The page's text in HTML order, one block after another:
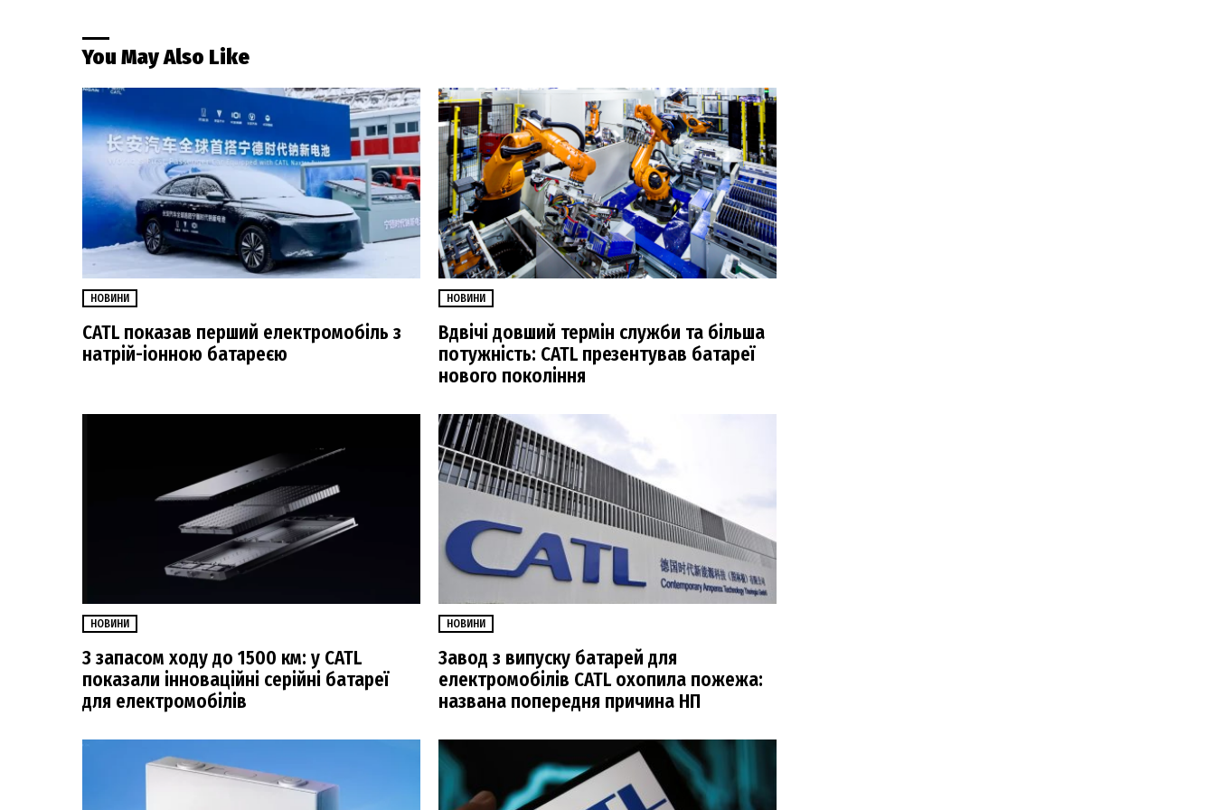
You May Also Like
НОВИНИ
CATL показав перший електромобіль з
натрій-іонною батареєю
НОВИНИ
Вдвічі довший термін служби та більша
потужність: CATL презентував батареї
нового покоління
НОВИНИ
З запасом ходу до 1500 км: у CATL
показали інноваційні серійні батареї
для електромобілів
НОВИНИ
Завод з випуску батарей для
електромобілів CATL охопила пожежа:
названа попередня причина НП